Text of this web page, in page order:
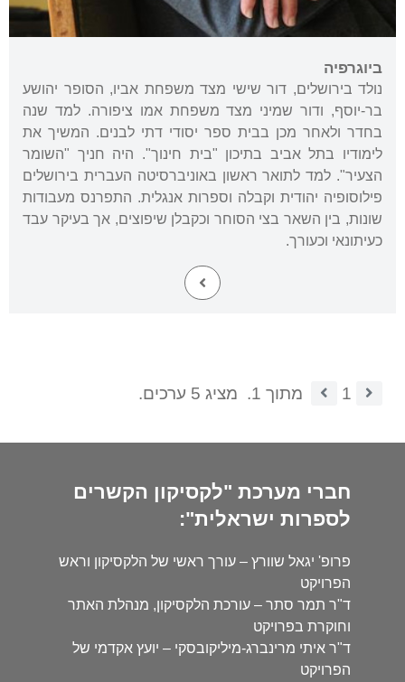
ביוגרפיה
נולד בירושלים, דור שישי מצד משפחת אביו, הסופר יהושע
בר-יוסף, ודור שמיני מצד משפחת אמו ציפורה. למד שנה
בחדר ולאחר מכן בבית ספר יסודי דתי לבנים. המשיך את
לימודיו בתל אביב בתיכון "בית חינוך". היה חניך "השומר
הצעיר". למד לתואר ראשון באוניברסיטה העברית בירושלים
פילוסופיה יהודית וקבלה וספרות אנגלית. התפרנס מעבודות
שונות, בין השאר בצי הסוחר וכקבלן שיפוצים, אך בעיקר עבד
כעיתונאי וכעורך.
1 מתוך 1. מציג 5 ערכים.
חברי מערכת "לקסיקון הקשרים
לספרות ישראלית":
פרופ' יגאל שוורץ – עורך ראשי של הלקסיקון וראש
הפרויקט
ד"ר תמר סתר – עורכת הלקסיקון, מנהלת האתר
וחוקרת בפרויקט
ד"ר איתי מרינברג-מיליקובסקי – יועץ אקדמי של
הפרויקט